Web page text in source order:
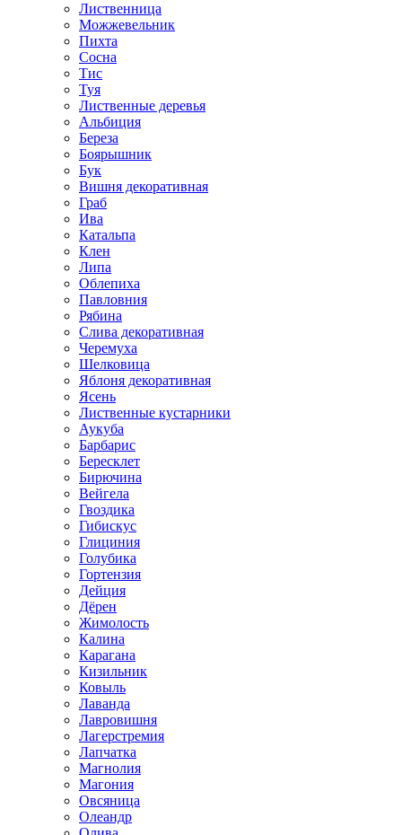
Лиственница
Можжевельник
Пихта
Сосна
Тис
Туя
Лиственные деревья
Альбиция
Береза
Боярышник
Бук
Вишня декоративная
Граб
Ива
Катальпа
Клен
Липа
Облепиха
Павловния
Рябина
Слива декоративная
Черемуха
Шелковица
Яблоня декоративная
Ясень
Лиственные кустарники
Аукуба
Барбарис
Бересклет
Бирючина
Вейгела
Гвоздика
Гибискус
Глициния
Голубика
Гортензия
Дейция
Дёрен
Жимолость
Калина
Карагана
Кизильник
Ковыль
Лаванда
Лавровишня
Лагерстремия
Лапчатка
Магнолия
Магония
Овсяница
Олеандр